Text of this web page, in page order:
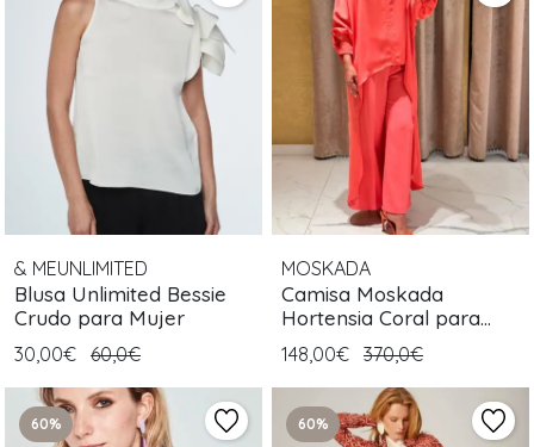
& MEUNLIMITED
Blusa Unlimited Bessie
Crudo para Mujer
30,00€ 60,0€
MOSKADA
Camisa Moskada
Hortensia Coral para
Mujer
148,00€ 370,0€
60% 60%